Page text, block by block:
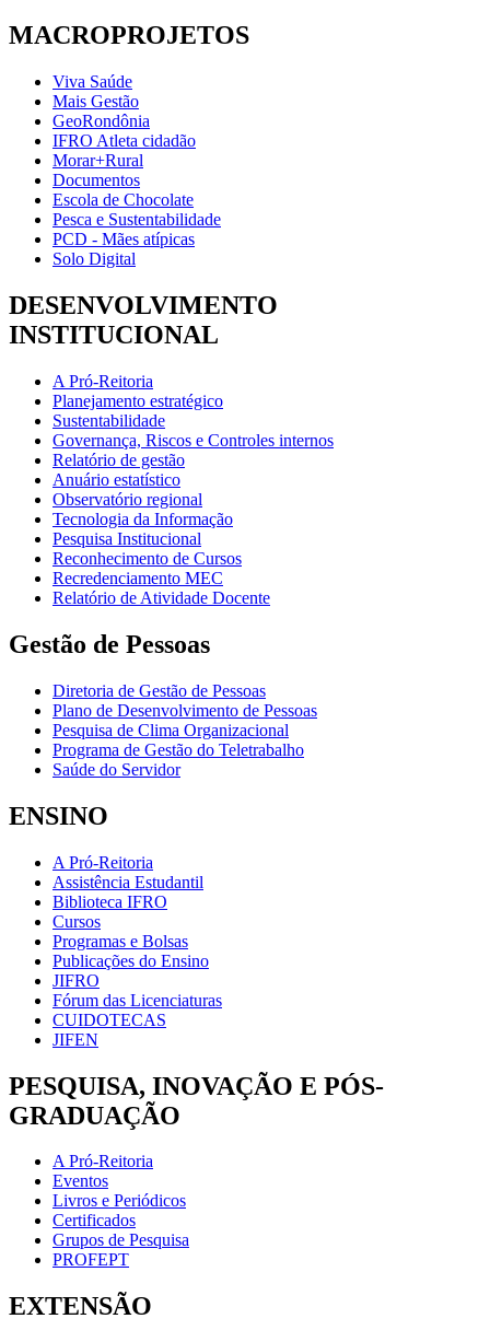
MACROPROJETOS
Viva Saúde
Mais Gestão
GeoRondônia
IFRO Atleta cidadão
Morar+Rural
Documentos
Escola de Chocolate
Pesca e Sustentabilidade
PCD - Mães atípicas
Solo Digital
DESENVOLVIMENTO
INSTITUCIONAL
A Pró-Reitoria
Planejamento estratégico
Sustentabilidade
Governança, Riscos e Controles internos
Relatório de gestão
Anuário estatístico
Observatório regional
Tecnologia da Informação
Pesquisa Institucional
Reconhecimento de Cursos
Recredenciamento MEC
Relatório de Atividade Docente
Gestão de Pessoas
Diretoria de Gestão de Pessoas
Plano de Desenvolvimento de Pessoas
Pesquisa de Clima Organizacional
Programa de Gestão do Teletrabalho
Saúde do Servidor
ENSINO
A Pró-Reitoria
Assistência Estudantil
Biblioteca IFRO
Cursos
Programas e Bolsas
Publicações do Ensino
JIFRO
Fórum das Licenciaturas
CUIDOTECAS
JIFEN
PESQUISA, INOVAÇÃO E PÓS-
GRADUAÇÃO
A Pró-Reitoria
Eventos
Livros e Periódicos
Certificados
Grupos de Pesquisa
PROFEPT
EXTENSÃO